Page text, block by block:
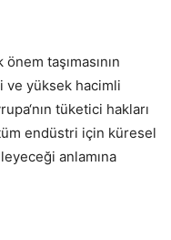
taşımasının
ve yüksek hacimli
tüketici hakları
endüstri için küresel
anlamına